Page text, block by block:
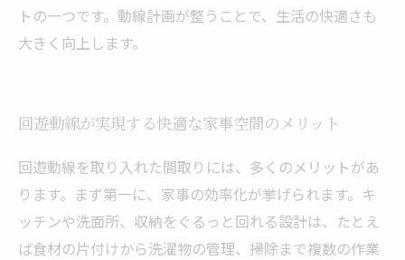
トの一つです。動線計画が整うことで、生活の快適さも
大きく向上します。
回遊動線が実現する快適な家事空間のメリット
回遊動線を取り入れた間取りには、多くのメリットがあ
ります。まず第一に、家事の効率化が挙げられます。キ
ッチンや洗面所、収納をぐるっと回れる設計は、たとえ
ば食材の片付けから洗濯物の管理、掃除まで複数の作業